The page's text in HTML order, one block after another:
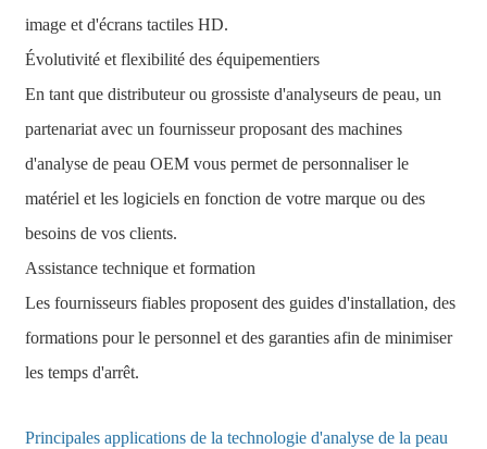
image et d'écrans tactiles HD.
Évolutivité et flexibilité des équipementiers
En tant que distributeur ou grossiste d'analyseurs de peau, un
partenariat avec un fournisseur proposant des machines
d'analyse de peau OEM vous permet de personnaliser le
matériel et les logiciels en fonction de votre marque ou des
besoins de vos clients.
Assistance technique et formation
Les fournisseurs fiables proposent des guides d'installation, des
formations pour le personnel et des garanties afin de minimiser
les temps d'arrêt.
Principales applications de la technologie d'analyse de la peau